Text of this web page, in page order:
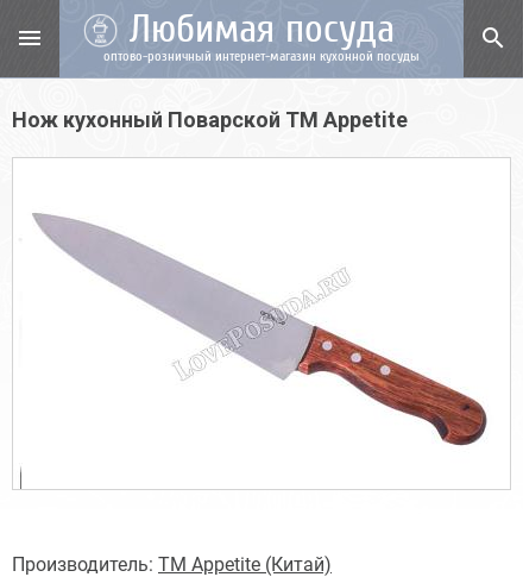
menu Любимая посуда
оптово-розничный интернет-магазин кухонной посуды
search
Нож кухонный Поварской TM Appetite
Производитель: TM Appetite (Китай)